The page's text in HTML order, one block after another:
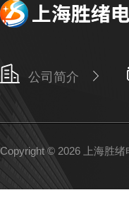
公司简介
Copyright © 2026 上海胜